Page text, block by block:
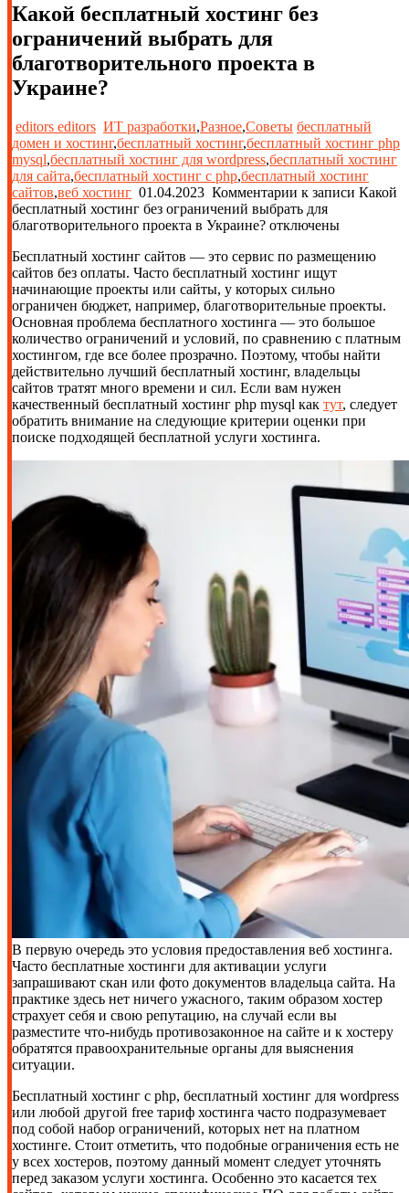
Какой бесплатный хостинг без
ограничений выбрать для
благотворительного проекта в
Украине?
editors editors ИТ разработки,Разное,Советы бесплатный
домен и хостинг,бесплатный хостинг,бесплатный хостинг php
mysql,бесплатный хостинг для wordpress,бесплатный хостинг
для сайта,бесплатный хостинг с php,бесплатный хостинг
сайтов,веб хостинг 01.04.2023 Комментарии к записи Какой
бесплатный хостинг без ограничений выбрать для
благотворительного проекта в Украине? отключены
Бесплатный хостинг сайтов — это сервис по размещению
сайтов без оплаты. Часто бесплатный хостинг ищут
начинающие проекты или сайты, у которых сильно
ограничен бюджет, например, благотворительные проекты.
Основная проблема бесплатного хостинга — это большое
количество ограничений и условий, по сравнению с платным
хостингом, где все более прозрачно. Поэтому, чтобы найти
действительно лучший бесплатный хостинг, владельцы
сайтов тратят много времени и сил. Если вам нужен
качественный бесплатный хостинг php mysql как тут, следует
обратить внимание на следующие критерии оценки при
поиске подходящей бесплатной услуги хостинга.
В первую очередь это условия предоставления веб хостинга.
Часто бесплатные хостинги для активации услуги
запрашивают скан или фото документов владельца сайта. На
практике здесь нет ничего ужасного, таким образом хостер
страхует себя и свою репутацию, на случай если вы
разместите что-нибудь противозаконное на сайте и к хостеру
обратятся правоохранительные органы для выяснения
ситуации.
Бесплатный хостинг с php, бесплатный хостинг для wordpress
или любой другой free тариф хостинга часто подразумевает
под собой набор ограничений, которых нет на платном
хостинге. Стоит отметить, что подобные ограничения есть не
у всех хостеров, поэтому данный момент следует уточнять
перед заказом услуги хостинга. Особенно это касается тех